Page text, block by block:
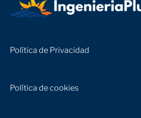
Política de Privacidad
Política de cookies